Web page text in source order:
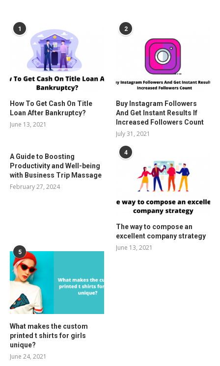
1
How To Get Cash On Title
Loan After Bankruptcy?
June 13, 2021
2
Buy Instagram Followers
And Get Instant Results If
Increased Followers Count
July 31, 2021
A Guide to Boosting
Productivity and Well-being
with Business Trip Massage
February 27, 2024
4
The way to compose an
excellent company strategy
June 13, 2021
5
What makes the custom
printed t shirts for girls
unique?
June 24, 2021